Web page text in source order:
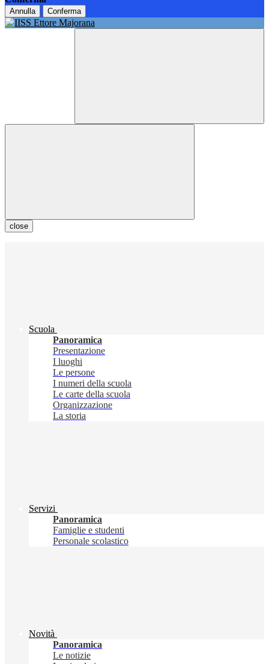
Annulla Conferma
close
Scuola
Panoramica
Presentazione
I luoghi
Le persone
I numeri della scuola
Le carte della scuola
Organizzazione
La storia
Servizi
Panoramica
Famiglie e studenti
Personale scolastico
Novità
Panoramica
Le notizie